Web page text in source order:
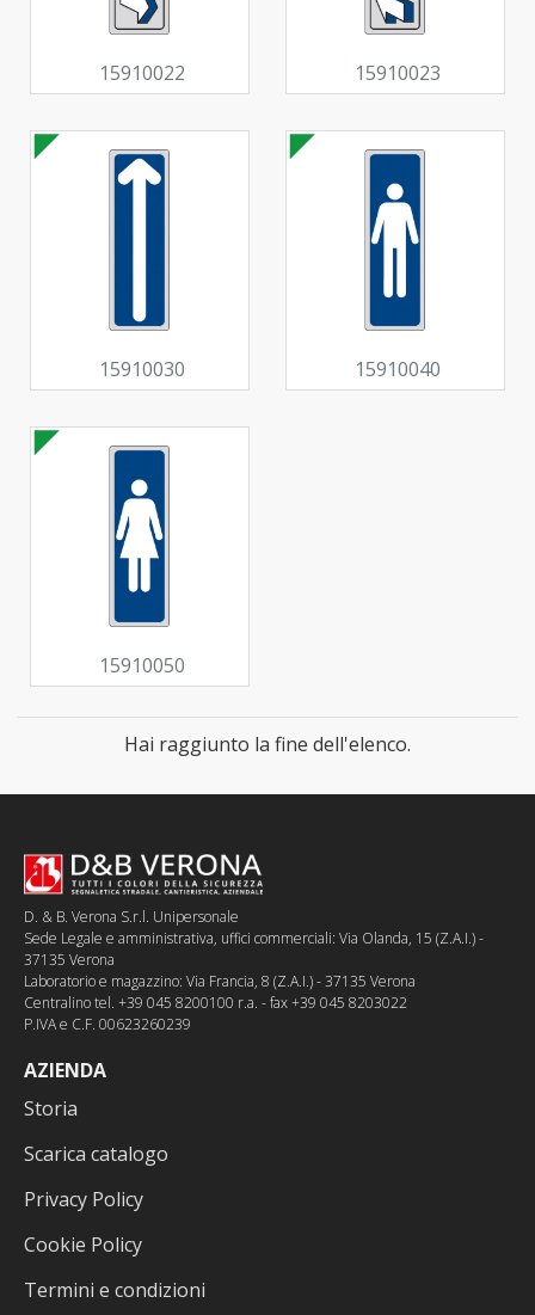
15910022 15910023
15910030 15910040
15910050
Hai raggiunto la fine dell'elenco.
D. & B. Verona S.r.l. Unipersonale
Sede Legale e amministrativa, uffici commerciali: Via Olanda, 15 (Z.A.I.) -
37135 Verona
Laboratorio e magazzino: Via Francia, 8 (Z.A.I.) - 37135 Verona
Centralino tel. +39 045 8200100 r.a. - fax +39 045 8203022
P.IVA e C.F. 00623260239
AZIENDA
Storia
Scarica catalogo
Privacy Policy
Cookie Policy
Termini e condizioni